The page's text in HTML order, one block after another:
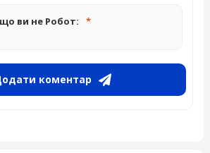
ви не Робот:
коментар